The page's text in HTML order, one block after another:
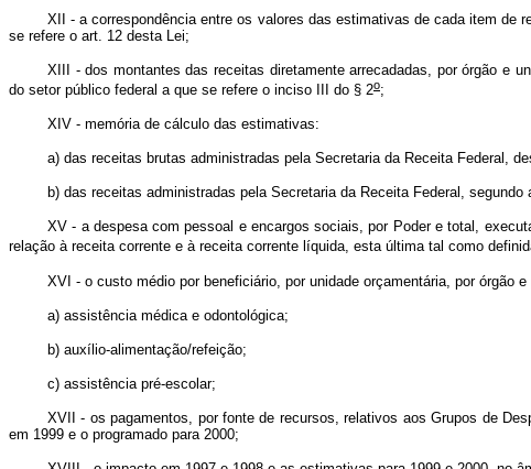
XII - a correspondência entre os valores das estimativas de cada item de
se refere o art. 12 desta Lei;
XIII - dos montantes das receitas diretamente arrecadadas, por órgão e
do setor público federal a que se refere o inciso III do § 2o;
XIV - memória de cálculo das estimativas:
a) das receitas brutas administradas pela Secretaria da Receita Federal,
b) das receitas administradas pela Secretaria da Receita Federal,
XV - a despesa com pessoal e encargos sociais, por Poder e total,
relação à receita corrente e à receita corrente líquida, esta última tal como
XVI - o custo médio por beneficiário, por unidade orçamentária, por órgão
a) assistência médica e odontológica;
b) auxílio-alimentação/refeição;
c) assistência pré-escolar;
XVII - os pagamentos, por fonte de recursos, relativos aos Grupos de
em 1999 e o programado para 2000;